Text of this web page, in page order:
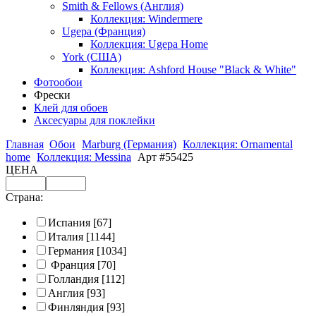
Smith & Fellows (Англия)
Коллекция: Windermere
Ugepa (Франция)
Коллекция: Ugepa Home
York (США)
Коллекция: Ashford House "Black & White"
Фотообои
Фрески
Клей для обоев
Аксесуары для поклейки
Главная Обои Marburg (Германия) Коллекция: Ornamental
home Коллекция: Messina
Арт #55425
ЦЕНА
Страна:
Испания [67]
Италия [1144]
Германия [1034]
Франция [70]
Голландия [112]
Англия [93]
Финляндия [93]